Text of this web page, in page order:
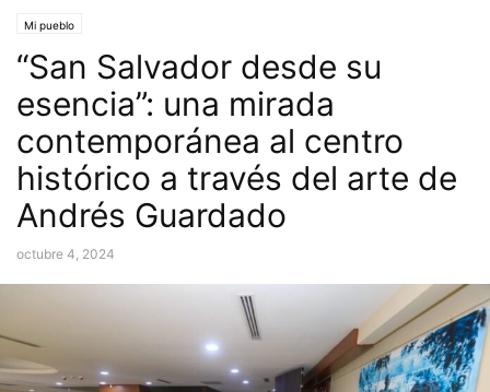
Mi pueblo
“San Salvador desde su
esencia”: una mirada
contemporánea al centro
histórico a través del arte de
Andrés Guardado
octubre 4, 2024